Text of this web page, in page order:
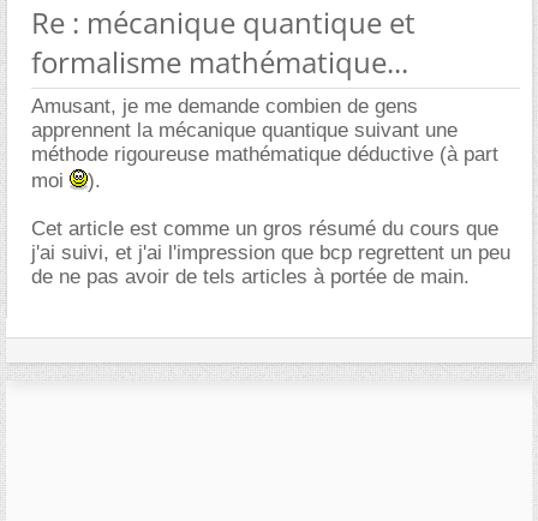
Re : mécanique quantique et
formalisme mathématique...
Amusant, je me demande combien de gens
apprennent la mécanique quantique suivant une
méthode rigoureuse mathématique déductive (à part
moi
).
Cet article est comme un gros résumé du cours que
j'ai suivi, et j'ai l'impression que bcp regrettent un peu
de ne pas avoir de tels articles à portée de main.